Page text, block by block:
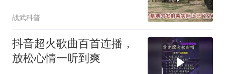
让人掀了个干净
战武科普
抖音超火歌曲百首连播，
放松心情一听到爽